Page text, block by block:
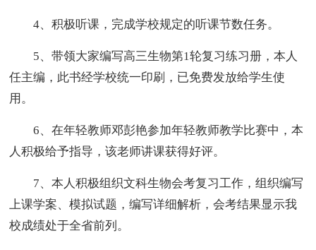
4、积极听课，完成学校规定的听课节数任务。
5、带领大家编写高三生物第1轮复习练习册，本人
任主编，此书经学校统一印刷，已免费发放给学生使
用。
6、在年轻教师邓彭艳参加年轻教师教学比赛中，本
人积极给予指导，该老师讲课获得好评。
7、本人积极组织文科生物会考复习工作，组织编写
上课学案、模拟试题，编写详细解析，会考结果显示我
校成绩处于全省前列。